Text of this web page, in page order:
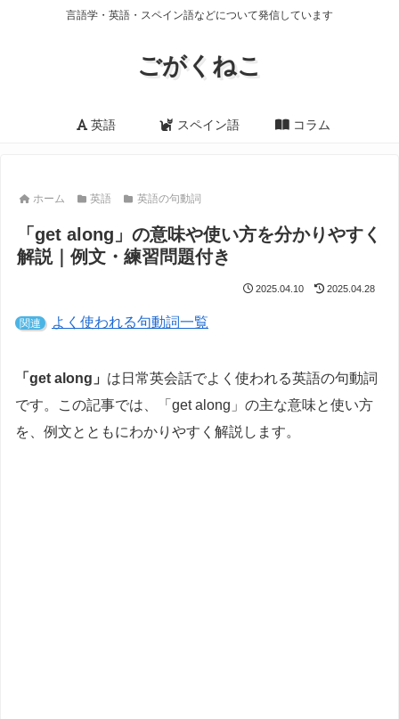
言語学・英語・スペイン語などについて発信しています
ごがくねこ
英語 スペイン語 コラム
ホーム 英語 英語の句動詞
「get along」の意味や使い方を分かりやすく
解説｜例文・練習問題付き
2025.04.10 2025.04.28
関連 よく使われる句動詞一覧
「get along」 は日常英会話でよく使われる英語の句動詞
です。この記事では、「get along」の主な意味と使い方
を、例文とともにわかりやすく解説します。